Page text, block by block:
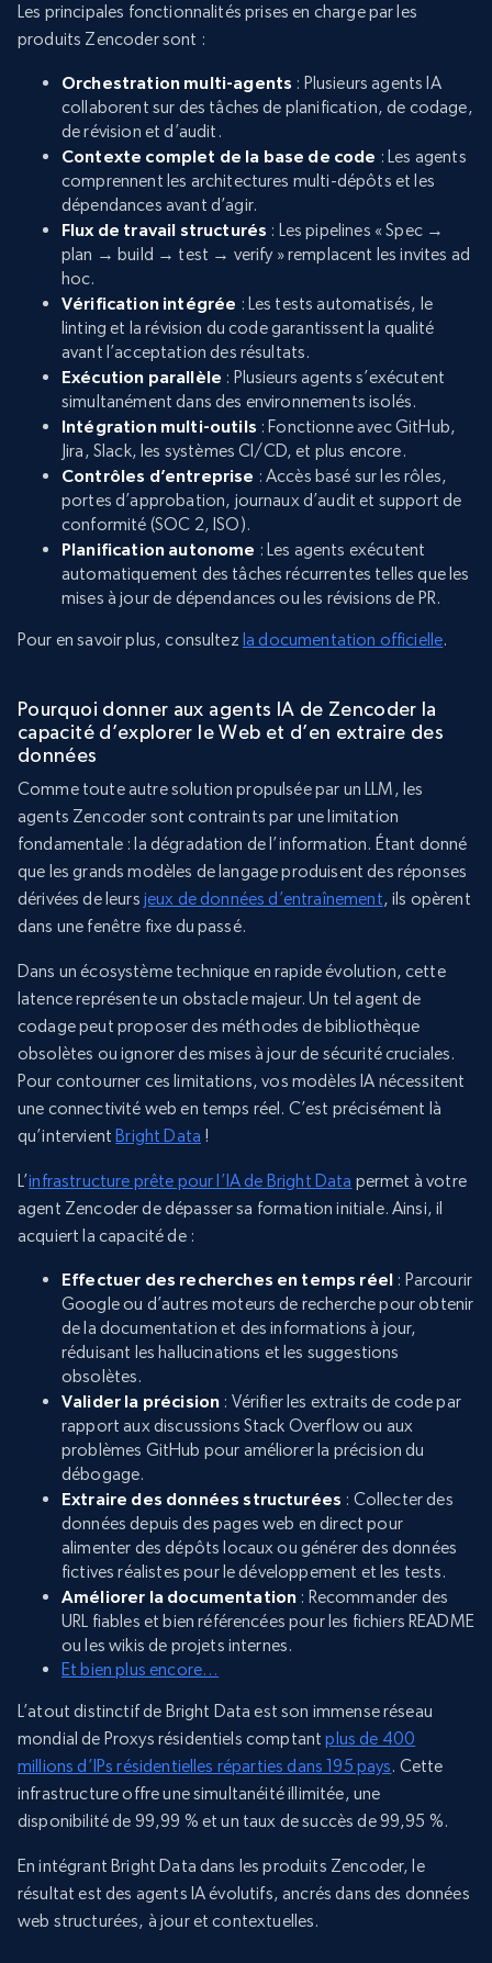
Les principales fonctionnalités prises en charge par les
produits Zencoder sont :
Orchestration multi-agents : Plusieurs agents IA
collaborent sur des tâches de planification, de codage,
de révision et d’audit.
Contexte complet de la base de code : Les agents
comprennent les architectures multi-dépôts et les
dépendances avant d’agir.
Flux de travail structurés : Les pipelines « Spec →
plan → build → test → verify » remplacent les invites ad
hoc.
Vérification intégrée : Les tests automatisés, le
linting et la révision du code garantissent la qualité
avant l’acceptation des résultats.
Exécution parallèle : Plusieurs agents s’exécutent
simultanément dans des environnements isolés.
Intégration multi-outils : Fonctionne avec GitHub,
Jira, Slack, les systèmes CI/CD, et plus encore.
Contrôles d’entreprise : Accès basé sur les rôles,
portes d’approbation, journaux d’audit et support de
conformité (SOC 2, ISO).
Planification autonome : Les agents exécutent
automatiquement des tâches récurrentes telles que les
mises à jour de dépendances ou les révisions de PR.
Pour en savoir plus, consultez la documentation officielle.
Pourquoi donner aux agents IA de Zencoder la
capacité d’explorer le Web et d’en extraire des
données
Comme toute autre solution propulsée par un LLM, les
agents Zencoder sont contraints par une limitation
fondamentale : la dégradation de l’information. Étant donné
que les grands modèles de langage produisent des réponses
dérivées de leurs jeux de données d’entraînement, ils opèrent
dans une fenêtre fixe du passé.
Dans un écosystème technique en rapide évolution, cette
latence représente un obstacle majeur. Un tel agent de
codage peut proposer des méthodes de bibliothèque
obsolètes ou ignorer des mises à jour de sécurité cruciales.
Pour contourner ces limitations, vos modèles IA nécessitent
une connectivité web en temps réel. C’est précisément là
qu’intervient Bright Data !
L’infrastructure prête pour l’IA de Bright Data permet à votre
agent Zencoder de dépasser sa formation initiale. Ainsi, il
acquiert la capacité de :
Effectuer des recherches en temps réel : Parcourir
Google ou d’autres moteurs de recherche pour obtenir
de la documentation et des informations à jour,
réduisant les hallucinations et les suggestions
obsolètes.
Valider la précision : Vérifier les extraits de code par
rapport aux discussions Stack Overflow ou aux
problèmes GitHub pour améliorer la précision du
débogage.
Extraire des données structurées : Collecter des
données depuis des pages web en direct pour
alimenter des dépôts locaux ou générer des données
fictives réalistes pour le développement et les tests.
Améliorer la documentation : Recommander des
URL fiables et bien référencées pour les fichiers README
ou les wikis de projets internes.
Et bien plus encore…
L’atout distinctif de Bright Data est son immense réseau
mondial de Proxys résidentiels comptantplus de 400
millions d’IPs résidentielles réparties dans 195 pays. Cette
infrastructure offre une simultanéité illimitée, une
disponibilité de 99,99 % et un taux de succès de 99,95 %.
En intégrant Bright Data dans les produits Zencoder, le
résultat est des agents IA évolutifs, ancrés dans des données
web structurées, à jour et contextuelles.